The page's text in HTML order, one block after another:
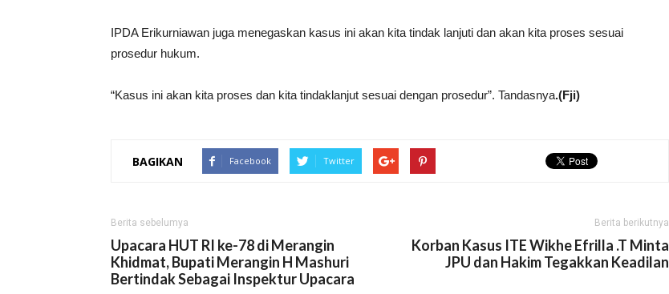
IPDA Erikurniawan juga menegaskan kasus ini akan kita tindak lanjuti dan akan kita proses sesuai
prosedur hukum.
“Kasus ini akan kita proses dan kita tindaklanjut sesuai dengan prosedur”. Tandasnya.(Fji)
BAGIKAN Facebook Twitter
Berita sebelumya
Upacara HUT RI ke-78 di Merangin
Khidmat, Bupati Merangin H Mashuri
Bertindak Sebagai Inspektur Upacara
Berita berikutnya
Korban Kasus ITE Wikhe Efrilla .T Minta
JPU dan Hakim Tegakkan Keadilan